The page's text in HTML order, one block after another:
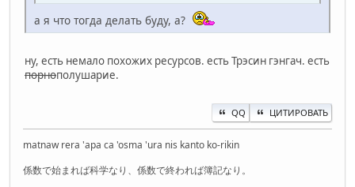
а я что тогда делать буду, а?
ну, есть немало похожих ресурсов. есть Трэсин гэнгач. есть
порнополушарие.
QQ ЦИТИРОВАТЬ
matnaw rera 'apa ca 'osma 'ura nis kanto ko-rikin
係数で始まれば科学なり、係数で終われば簿記なり。